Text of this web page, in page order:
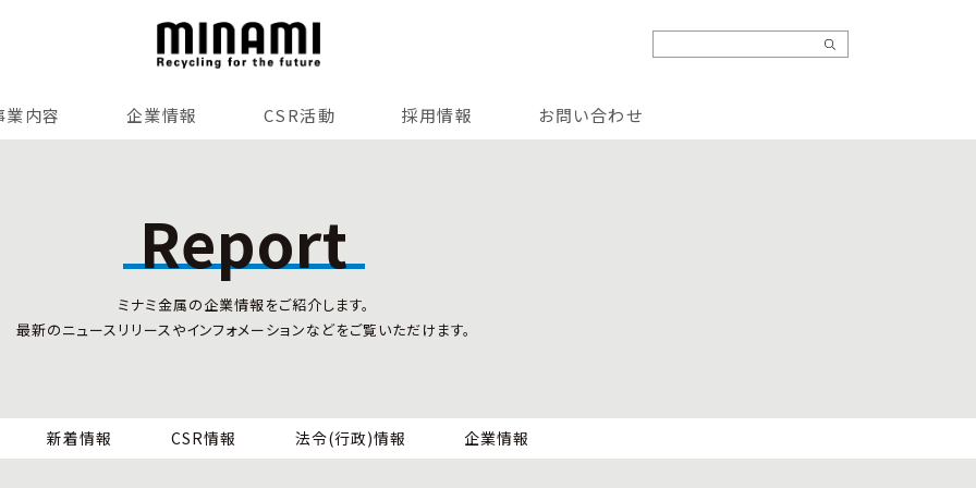
業内容 企業情報 CSR活動 採用情報 お問い合わせ
Report
ミナミ金属の企業情報をご紹介します。
最新のニュースリリースやインフォメーションなどをご覧いただけます。
新着情報 CSR情報 法令(行政)情報 企業情報